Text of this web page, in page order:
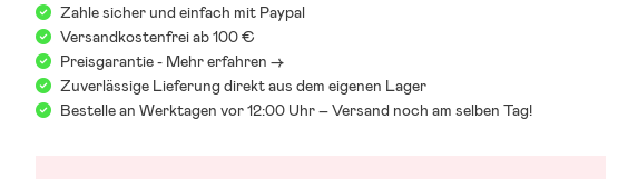
Zahle sicher und einfach mit Paypal
Versandkostenfrei ab 100 €
Preisgarantie - Mehr erfahren ->
Zuverlässige Lieferung direkt aus dem eigenen Lager
Bestelle an Werktagen vor 12:00 Uhr – Versand noch am selben Tag!